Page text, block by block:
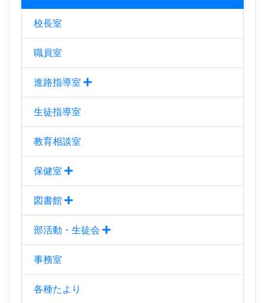
校長室
職員室
進路指導室
生徒指導室
教育相談室
保健室
図書館
部活動・生徒会
事務室
各種たより